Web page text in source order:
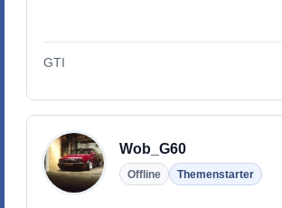
GTI
Wob_G60
Offline Themenstarter